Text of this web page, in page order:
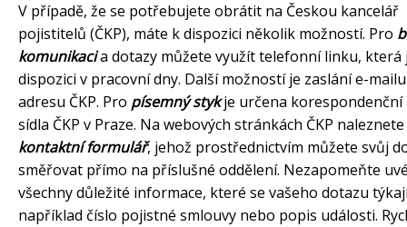
V případě, že se potřebujete obrátit na Českou kancelář
pojistitelů (ČKP), máte k dispozici několik možností. Pro
komunikacia dotazy můžete využít telefonní linku, která
dispozici v pracovní dny. Další možností je zaslání e-
adresu ČKP. Pro písemný stykje určena korespondenční
sídla ČKP v Praze. Na webových stránkách ČKP
kontaktní formulář, jehož prostřednictvím můžete svůj
směřovat přímo na příslušné oddělení. Nezapomeňte
všechny důležité informace, které se vašeho dotazu
například číslo pojistné smlouvy nebo popis události.